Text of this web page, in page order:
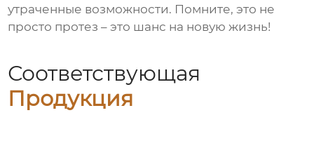
утраченные возможности. Помните, это не
просто протез – это шанс на новую жизнь!
Соответствующая
Продукция